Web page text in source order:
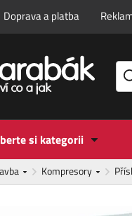
Doprava a platba
si kategorii
Kompresory